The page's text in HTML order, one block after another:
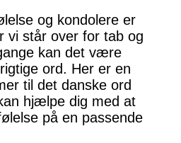
og kondolere er
vi står over for tab og
kan det være
ord. Her er en
til det danske ord
hjælpe dig med at
på en passende